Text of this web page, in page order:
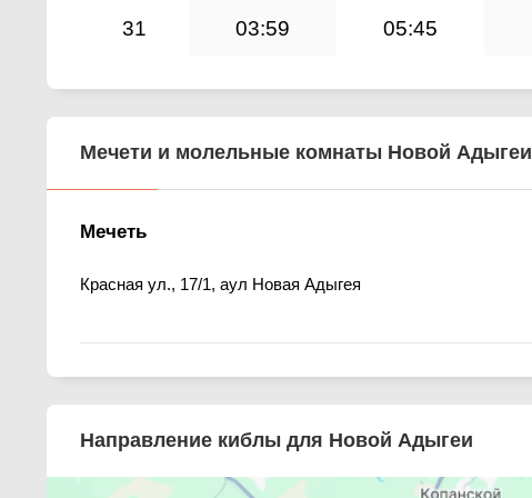
31 03:59 05:45
Мечети и молельные комнаты Новой Адыгеи
Мечеть
Красная ул., 17/1, аул Новая Адыгея
Направление киблы для Новой Адыгеи